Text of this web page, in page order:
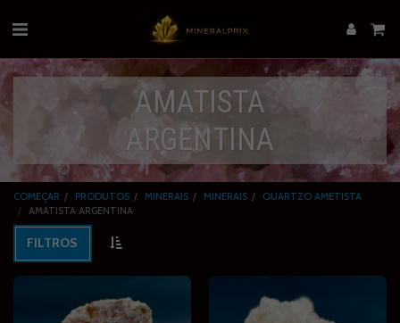
AMATISTA
ARGENTINA
COMEÇAR PRODUTOS MINERAIS MINERAIS
QUARTZO AMETISTA
AMATISTA ARGENTINA
FILTROS